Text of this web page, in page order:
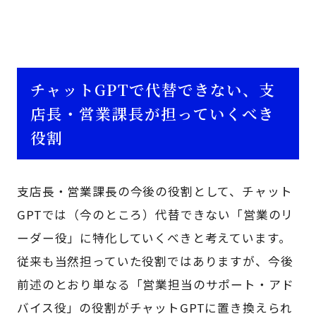
チャットGPTで代替できない、支
店長・営業課長が担っていくべき
役割
支店長・営業課長の今後の役割として、チャット
GPTでは（今のところ）代替できない「営業のリ
ーダー役」に特化していくべきと考えています。
従来も当然担っていた役割ではありますが、今後
前述のとおり単なる「営業担当のサポート・アド
バイス役」の役割がチャットGPTに置き換えられ